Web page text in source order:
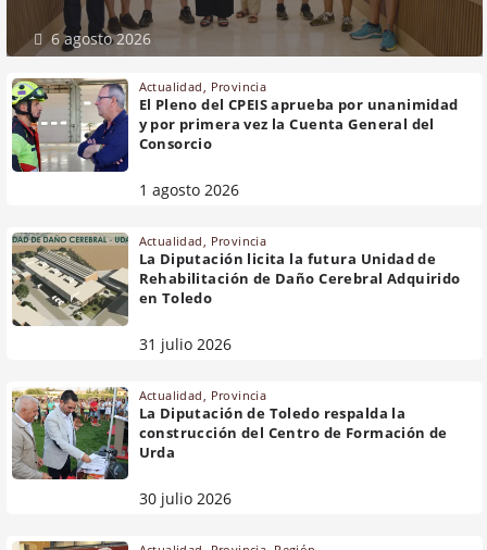
6 agosto 2026
Actualidad, Provincia
El Pleno del CPEIS aprueba por unanimidad
y por primera vez la Cuenta General del
Consorcio
1 agosto 2026
Actualidad Provincia
La Diputación licita la futura Unidad de
Rehabilitación de Daño Cerebral Adquirido
en Toledo
31 julio 2026
Actualidad Provincia
La Diputación de Toledo respalda la
construcción del Centro de Formación de
Urda
30 julio 2026